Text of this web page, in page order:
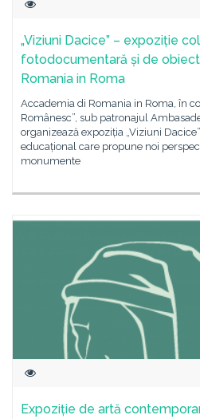
„Viziuni Dacice” – expoziție
fotodocumentară și de
Romania in Roma
Accademia di Romania in Roma, în
Românesc”, sub patronajul
organizează expoziția „Viziuni
educațional care propune noi
monumente
Expoziție de artă